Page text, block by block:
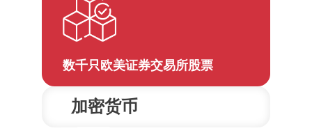
全球主要股票指数
数千只欧美证券交易所股票
加密货币